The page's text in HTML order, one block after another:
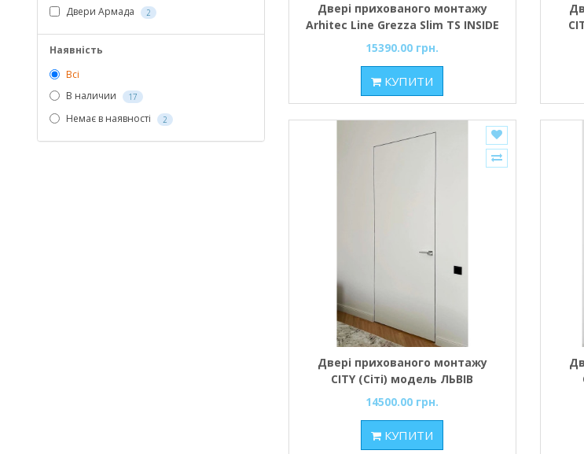
Двери Армада 2
Наявність
Всі
В наличии
17
Немає в наявності 2
Двері прихованого монтажу
Arhitec Line Grezza Slim TS INSIDE
+ торец AL чорний під
фарбування, Comeo Porte
15390.00 грн.
КУПИТИ
Двері прихованого монтажу
CITY (Сіті) модель ЛЬВІВ
(відкривання зовнішнє)
Полотно з алюмінієвим чорним
торцем, профіль коробки -
чорний
14500.00 грн.
КУПИТИ